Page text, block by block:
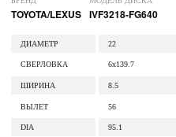
TOYOTA/LEXUS IVF3218-FG640
ДИАМЕТР 22
СВЕРЛОВКА 6x139.7
ШИРИНА 8.5
ВЫЛЕТ 56
DIA 95.1